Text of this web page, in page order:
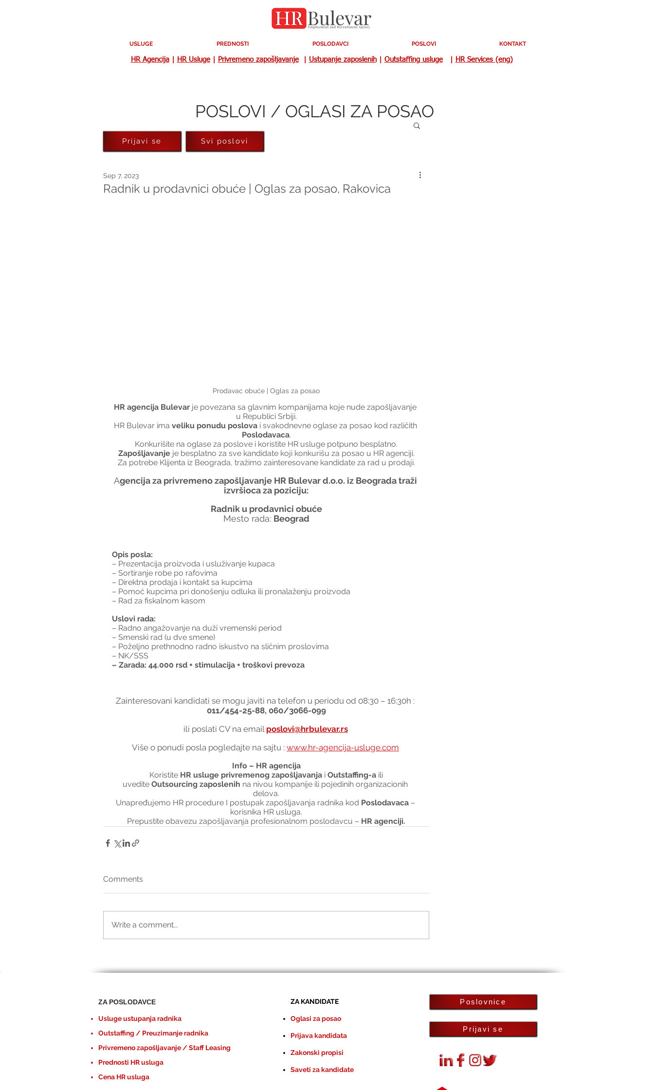
USLUGE PREDNOSTI POSLODAVCI POSLOVI KONTAKT
HR Agencija| HR Usluge| Privremeno zapošljavanje| Ustupanje zaposlenih| Outstaffing usluge| HR Services (eng)
POSLOVI / OGLASI ZA POSAO
Radnik u prodavnici obuće | Oglas za posao, Rakovica
Sep 7, 2023
Prodavac obuće | Oglas za posao
HR agencija Bulevar je povezana sa glavnim kompanijama koje nude zapošljavanje
u Republici Srbiji.
HR Bulevar ima veliku ponudu poslova i svakodnevne oglase za posao kod različith
Poslodavaca.
Konkurišite na oglase za poslove i koristite HR usluge potpuno besplatno.
Zapošljavanje je besplatno za sve kandidate koji konkurišu za posao u HR agenciji.
Za potrebe Klijenta iz Beograda, tražimo zainteresovane kandidate za rad u prodaji.
Agencija za privremeno zapošljavanje HR Bulevar d.o.o. iz Beograda traži
izvršioca za poziciju:
Radnik u prodavnici obuće
Mesto rada: Beograd
Opis posla:
– Prezentacija proizvoda i usluživanje kupaca
– Sortiranje robe po rafovima
– Direktna prodaja i kontakt sa kupcima
– Pomoć kupcima pri donošenju odluka ili pronalaženju proizvoda
– Rad za fiskalnom kasom
Uslovi rada:
– Radno angažovanje na duži vremenski period
– Smenski rad (u dve smene)
– Poželjno prethnodno radno iskustvo na sličnim proslovima
– NK/SSS
– Zarada: 44.000 rsd + stimulacija + troškovi prevoza
Zainteresovani kandidati se mogu javiti na telefon u periodu od 08:30 – 16:30h :
011/454-25-88, 060/3066-099
ili poslati CV na email poslovi@hrbulevar.rs
Više o ponudi posla pogledajte na sajtu : www.hr-agencija-usluge.com
Info – HR agencija
Koristite HR usluge privremenog zapošljavanja i Outstaffing-a ili
uvedite Outsourcing zaposlenih na nivou kompanije ili pojedinih organizacionih
delova.
Unapređujemo HR procedure I postupak zapošljavanja radnika kod Poslodavaca –
korisnika HR usluga.
Prepustite obavezu zapošljavanja profesionalnom poslodavcu – HR agenciji.
Comments
Write a comment...
Prijavi se Svi poslovi
ZA POSLODAVCE
Usluge ustupanja radnika
Outstaffing / Preuzimanje radnika
Privremeno zapošljavanje / Staff Leasing
Prednosti HR usluga
Cena HR usluga
ZA KANDIDATE
Oglasi za posao
Prijava kandidata
Zakonski propisi
Saveti za kandidate
Poslovnice
Prijavi se